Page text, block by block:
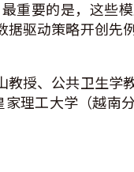
重要的是，这些
驱动策略开创先
授、公共卫生学
理工大学（越南